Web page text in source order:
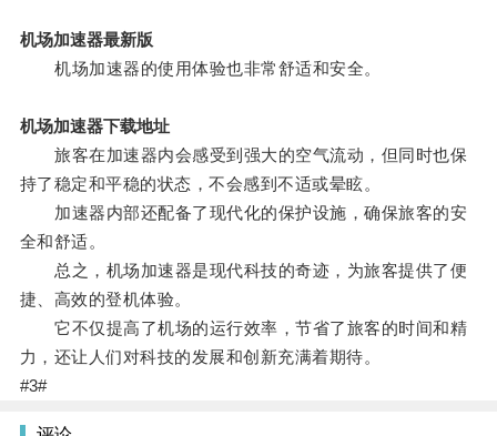
机场加速器最新版
机场加速器的使用体验也非常舒适和安全。
机场加速器下载地址
旅客在加速器内会感受到强大的空气流动，但同时也保
持了稳定和平稳的状态，不会感到不适或晕眩。
加速器内部还配备了现代化的保护设施，确保旅客的安
全和舒适。
总之，机场加速器是现代科技的奇迹，为旅客提供了便
捷、高效的登机体验。
它不仅提高了机场的运行效率，节省了旅客的时间和精
力，还让人们对科技的发展和创新充满着期待。
#3#